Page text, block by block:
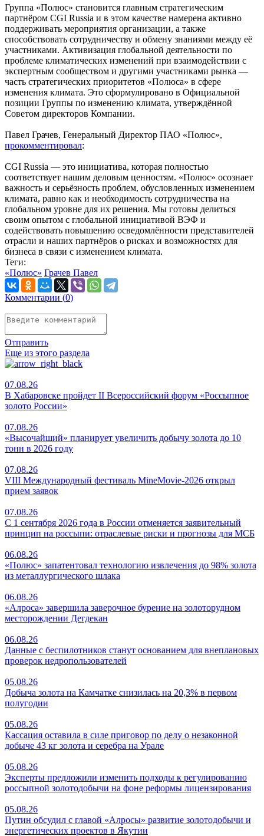
Группа «Полюс» становится главным стратегическим
партнёром CGI Russia и в этом качестве намерена активно
поддерживать мероприятия организации, а также
способствовать сотрудничеству и обмену знаниями между её
участниками. Активизация глобальной деятельности по
проблеме климатических изменений при взаимодействии с
экспертным сообществом и другими участниками рынка —
часть стратегических приоритетов «Полюса» в сфере
изменения климата. Это сформулировано в Официальной
позиции Группы по изменению климата, утверждённой
Советом директоров Компании.
Павел Грачев, Генеральный Директор ПАО «Полюс»,
прокомментировал:
CGI Russia — это инициатива, которая полностью
соответствует нашим деловым ценностям. «Полюс» осознает
важность и серьёзность проблем, обусловленных изменением
климата, равно как и необходимость сотрудничества на
глобальном уровне для их решения. Мы готовы делиться
своим опытом с глобальной инициативой ВЭФ и
содействовать повышению осведомлённости представителей
отрасли и наших партнёров о рисках и возможностях для
бизнеса в связи с изменением климата.
Теги:
«Полюс» Грачев Павел
Комментарии (0)
Отправить
Еще из этого раздела
07.08.26
В Хабаровске пройдет II Всероссийский форум «Россыпное
золото России»
07.08.26
«Высочайший» планирует увеличить добычу золота до 10
тонн в 2026 году
07.08.26
VIII Международный фестиваль MineMovie-2026 открыл
прием заявок
07.08.26
С 1 сентября 2026 года в России отменяется заявительный
принцип на россыпи: отраслевые риски и прогнозы для МСБ
06.08.26
«Полюс» запатентовал технологию извлечения до 98% золота
из металлургического шлака
06.08.26
«Алроса» завершила заверочное бурение на золоторудном
месторождении Дегдекан
06.08.26
Данные с беспилотников станут основанием для внеплановых
проверок недропользователей
05.08.26
Добыча золота на Камчатке снизилась на 20,3% в первом
полугодии
05.08.26
Кассация оставила в силе приговор по делу о незаконной
добыче 43 кг золота и серебра на Урале
05.08.26
Эксперты предложили изменить подходы к регулированию
россыпной золотодобычи на фоне реформы лицензирования
05.08.26
Путин обсудил с главой «Алросы» развитие золотодобычи и
энергетических проектов в Якутии